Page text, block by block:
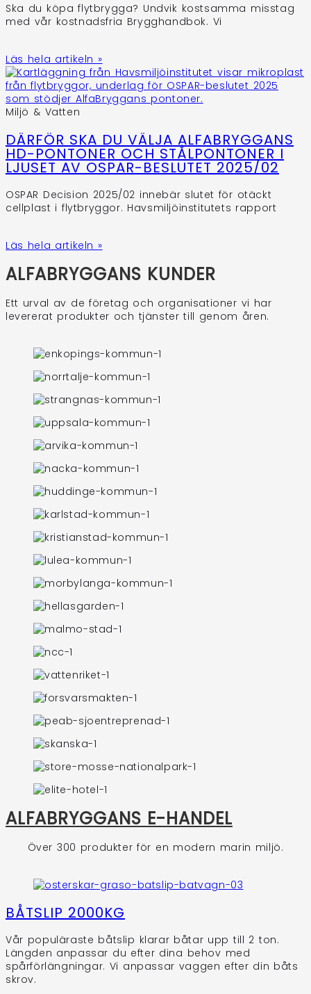
Ska du köpa flytbrygga? Undvik kostsamma misstag
med vår kostnadsfria Brygghandbok. Vi
Läs hela artikeln »
Miljö & Vatten
DÄRFÖR SKA DU VÄLJA ALFABRYGGANS
HD-PONTONER OCH STÅLPONTONER I
LJUSET AV OSPAR-BESLUTET 2025/02
OSPAR Decision 2025/02 innebär slutet för otäckt
cellplast i flytbryggor. Havsmiljöinstitutets rapport
Läs hela artikeln »
ALFABRYGGANS KUNDER
Ett urval av de företag och organisationer vi har
levererat produkter och tjänster till genom åren.
ALFABRYGGANS E-HANDEL
Över 300 produkter för en modern marin miljö.
BÅTSLIP 2000KG
Vår populäraste båtslip klarar båtar upp till 2 ton.
Längden anpassar du efter dina behov med
spårförlängningar. Vi anpassar vaggen efter din båts
skrov.